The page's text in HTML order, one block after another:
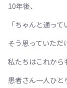
10年後、
「ちゃんと通って
そう思っていただ
私たちはこれから
患者さん一人ひと